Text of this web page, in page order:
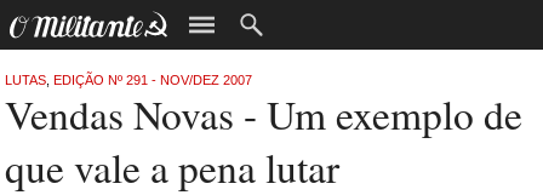
LUTAS ,EDIÇÃO Nº 291 - NOV/DEZ 2007
Vendas Novas - Um exemplo de
que vale a pena lutar